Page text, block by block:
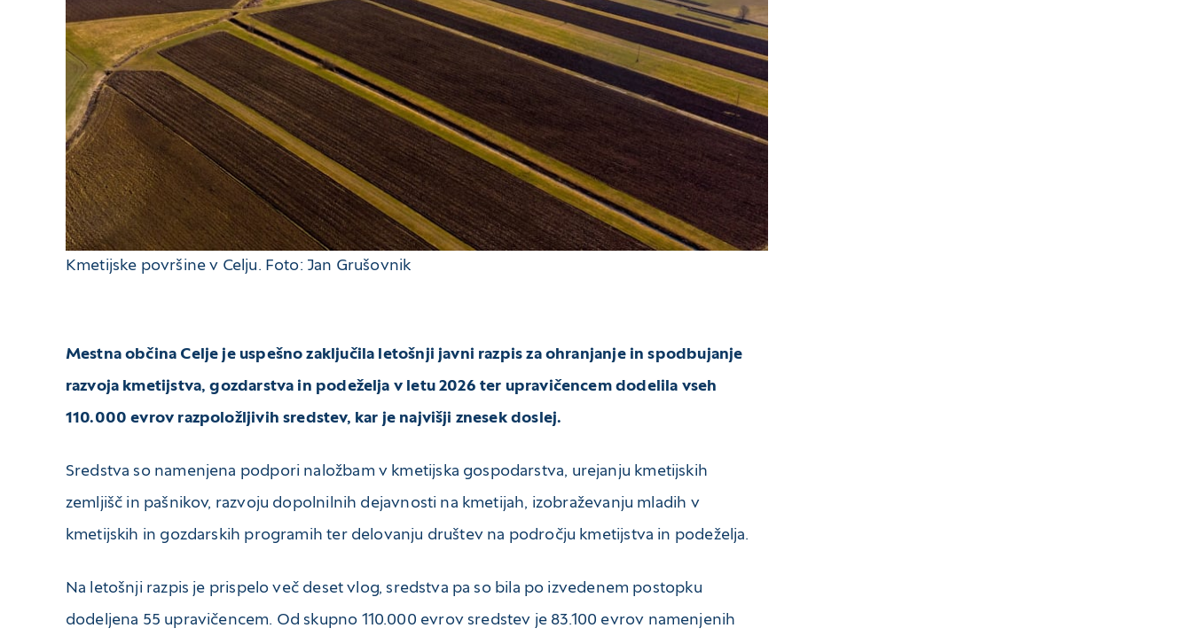
Kmetijske površine v Celju. Foto: Jan Grušovnik
Mestna občina Celje je uspešno zaključila letošnji javni razpis za ohranjanje in spodbujanje
razvoja kmetijstva, gozdarstva in podeželja v letu 2026 ter upravičencem dodelila vseh
110.000 evrov razpoložljivih sredstev, kar je najvišji znesek doslej.
Sredstva so namenjena podpori naložbam v kmetijska gospodarstva, urejanju kmetijskih
zemljišč in pašnikov, razvoju dopolnilnih dejavnosti na kmetijah, izobraževanju mladih v
kmetijskih in gozdarskih programih ter delovanju društev na področju kmetijstva in podeželja.
Na letošnji razpis je prispelo več deset vlog, sredstva pa so bila po izvedenem postopku
dodeljena 55 upravičencem. Od skupno 110.000 evrov sredstev je 83.100 evrov namenjenih